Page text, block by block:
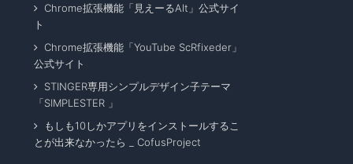
Chrome拡張機能「見えーるAlt」公式サイ
ト
Chrome拡張機能「YouTube ScRfixeder」
公式サイト
STINGER専用シンプルデザイン子テーマ
「SIMPLESTER 」
もしも10しかアプリをインストールするこ
とが出来なかったら _ CofusProject